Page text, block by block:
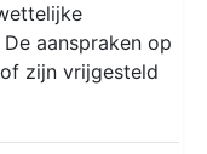
aanspraken op
zijn vrijgesteld